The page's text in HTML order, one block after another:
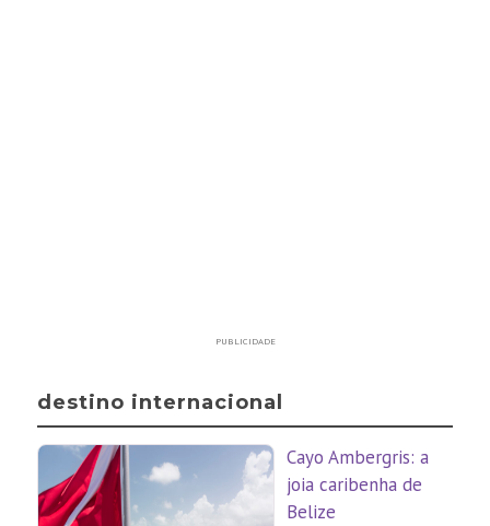
PUBLICIDADE
destino internacional
Cayo Ambergris: a
joia caribenha de
Belize